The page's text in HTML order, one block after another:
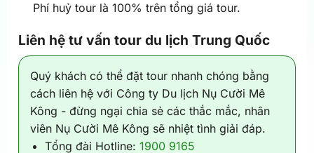
Phí huỷ tour là 100% trên tổng giá tour.
Liên hệ tư vấn tour du lịch Trung Quốc
Quý khách có thể đặt tour nhanh chóng bằng
cách liên hệ với Công ty Du lịch Nụ Cười Mê
Kông - đừng ngại chia sẻ các thắc mắc, nhân
viên Nụ Cười Mê Kông sẽ nhiệt tình giải đáp.
Tổng đài Hotline: 1900 9165